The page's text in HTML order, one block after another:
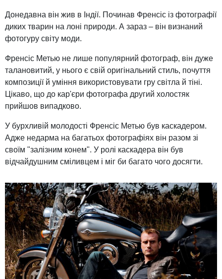
Донедавна він жив в Індії. Починав Френсіс із фотографії
диких тварин на лоні природи. А зараз – він визнаний
фотогуру світу моди.
Френсіс Метью не лише популярний фотограф, він дуже
талановитий, у нього є свій оригінальний стиль, почуття
композиції й уміння використовувати гру світла й тіні.
Цікаво, що до кар'єри фотографа другий холостяк
прийшов випадково.
У бурхливій молодості Френсіс Метью був каскадером.
Адже недарма на багатьох фотографіях він разом зі
своїм "залізним конем". У ролі каскадера він був
відчайдушним сміливцем і міг би багато чого досягти.